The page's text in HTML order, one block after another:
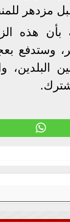
مزدهر
هذه
وستدفع